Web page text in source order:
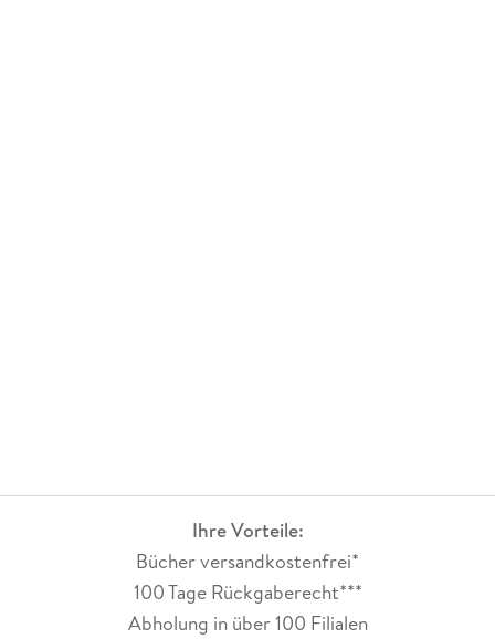
Ihre Vorteile:
Bücher versandkostenfrei*
100 Tage Rückgaberecht***
Abholung in über 100 Filialen